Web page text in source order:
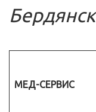
Бердянск
МЕД-СЕРВИС